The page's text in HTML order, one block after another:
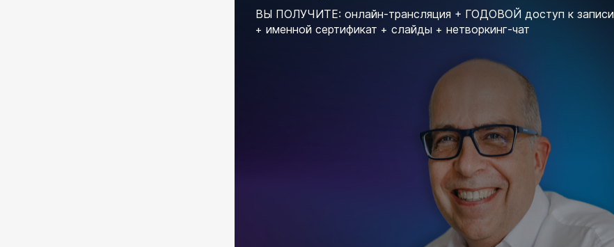
ВЫ ПОЛУЧИТЕ: онлайн-трансляция + ГОДОВОЙ доступ к записи
+ именной сертификат + слайды + нетворкинг-чат